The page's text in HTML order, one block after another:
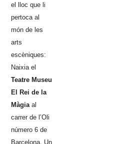
el lloc que li
pertoca al
món de les
arts
escèniques:
Naixia el
Teatre Museu
El Rei de la
Màgia al
carrer de l’Oli
número 6 de
Barcelona. Un